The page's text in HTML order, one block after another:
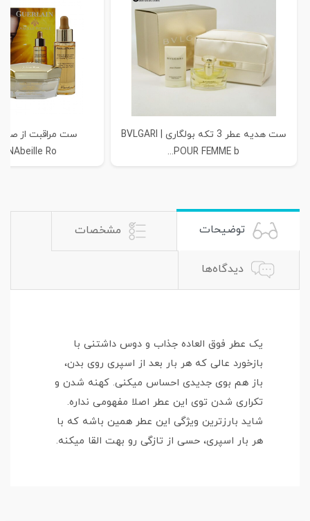
ست هدیه عطر 3 تکه بولگاری | BVLGARI
POUR FEMME b...
Ro...
توضیحات مشخصات
دیدگاه‌ها
یک عطر فوق العاده جذاب و دوس داشتنی با
بازخورد عالی که هر بار بعد از اسپری روی بدن،
باز هم بوی جدیدی احساس میکنی. کهنه شدن و
تکراری شدن توی این عطر اصلا مفهومی نداره.
شاید بارزترین ویژگی این عطر همین باشه که با
هر بار اسپری، حسی از تازگی رو بهت القا میکنه.